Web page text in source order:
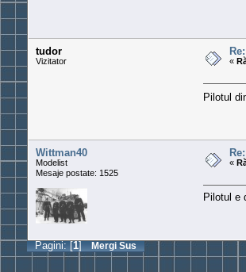
tudor
Vizitator «
Pilotul
Wittman40
Modelist
Mesaje postate: 1525
«
Pilotul e
Pagini: [1]Mergi Sus